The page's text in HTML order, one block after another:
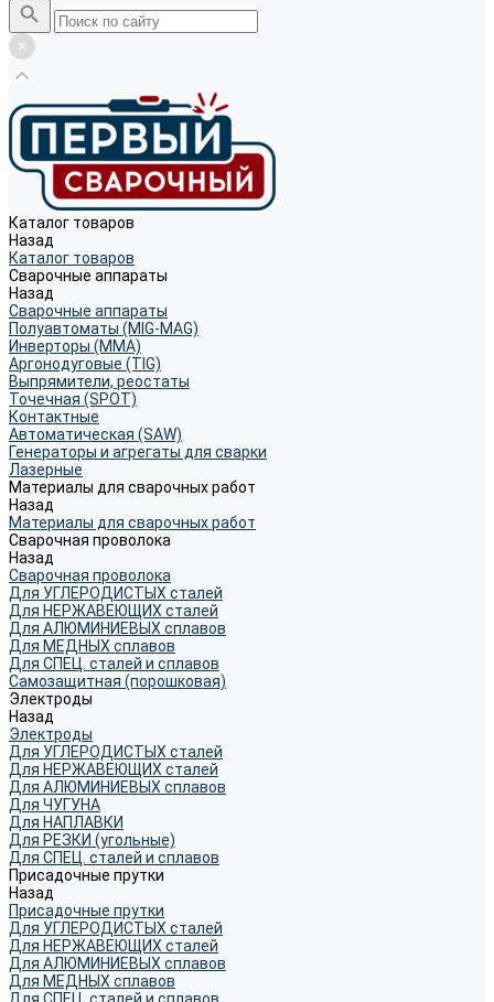
Каталог товаров
Назад
Каталог товаров
Сварочные аппараты
Назад
Сварочные аппараты
Полуавтоматы (MIG-MAG)
Инверторы (MMA)
Аргонодуговые (TIG)
Выпрямители, реостаты
Точечная (SPOT)
Контактные
Автоматическая (SAW)
Генераторы и агрегаты для сварки
Лазерные
Материалы для сварочных работ
Назад
Материалы для сварочных работ
Сварочная проволока
Назад
Сварочная проволока
Для УГЛЕРОДИСТЫХ сталей
Для НЕРЖАВЕЮЩИХ сталей
Для АЛЮМИНИЕВЫХ сплавов
Для МЕДНЫХ сплавов
Для СПЕЦ. сталей и сплавов
Самозащитная (порошковая)
Электроды
Назад
Электроды
Для УГЛЕРОДИСТЫХ сталей
Для НЕРЖАВЕЮЩИХ сталей
Для АЛЮМИНИЕВЫХ сплавов
Для ЧУГУНА
Для НАПЛАВКИ
Для РЕЗКИ (угольные)
Для СПЕЦ. сталей и сплавов
Присадочные прутки
Назад
Присадочные прутки
Для УГЛЕРОДИСТЫХ сталей
Для НЕРЖАВЕЮЩИХ сталей
Для АЛЮМИНИЕВЫХ сплавов
Для МЕДНЫХ сплавов